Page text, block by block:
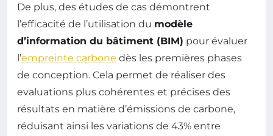
De plus, des études de cas démontrent
l’efficacité de l’utilisation du modèle
d’information du bâtiment (BIM) pour évaluer
l’empreinte carbone dès les premières phases
de conception. Cela permet de réaliser des
evaluations plus cohérentes et précises des
résultats en matière d’émissions de carbone,
réduisant ainsi les variations de 43% entre